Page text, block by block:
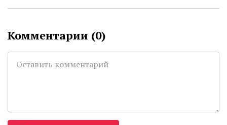
Комментарии (0)